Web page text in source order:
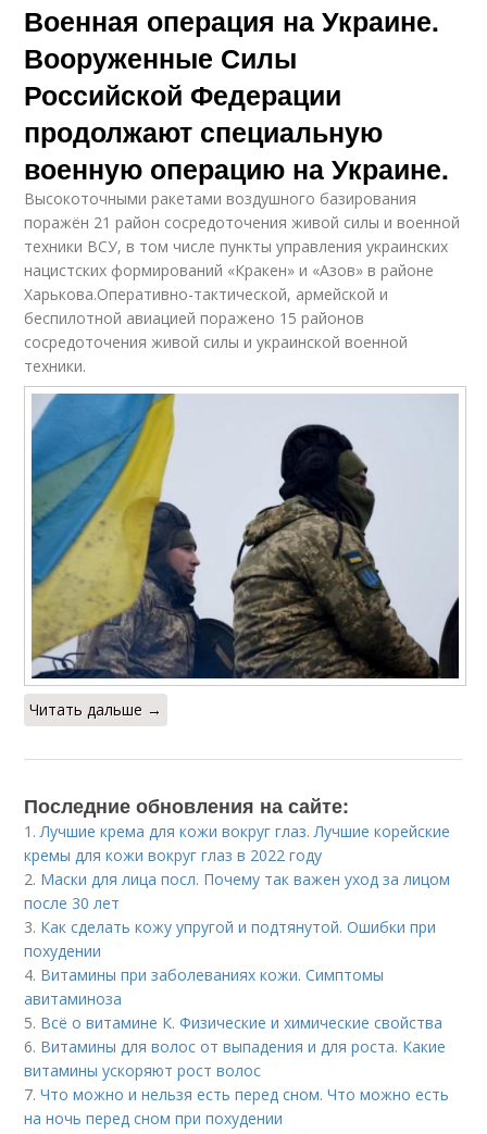
Военная операция на Украине.
Вооруженные Силы
Российской Федерации
продолжают специальную
военную операцию на Украине.
Высокоточными ракетами воздушного базирования
поражён 21 район сосредоточения живой силы и военной
техники ВСУ, в том числе пункты управления украинских
нацистских формирований «Кракен» и «Азов» в районе
Харькова.Оперативно-тактической, армейской и
беспилотной авиацией поражено 15 районов
сосредоточения живой силы и украинской военной
техники.
Читать дальше →
Последние обновления на сайте:
1.Лучшие крема для кожи вокруг глаз. Лучшие корейские
кремы для кожи вокруг глаз в 2022 году
2. Маски для лица посл. Почему так важен уход за лицом
после 30 лет
3. Как сделать кожу упругой и подтянутой. Ошибки при
похудении
4. Витамины при заболеваниях кожи. Симптомы
авитаминоза
5. Всё о витамине К. Физические и химические свойства
6. Витамины для волос от выпадения и для роста. Какие
витамины ускоряют рост волос
7.Что можно и нельзя есть перед сном. Что можно есть
на ночь перед сном при похудении